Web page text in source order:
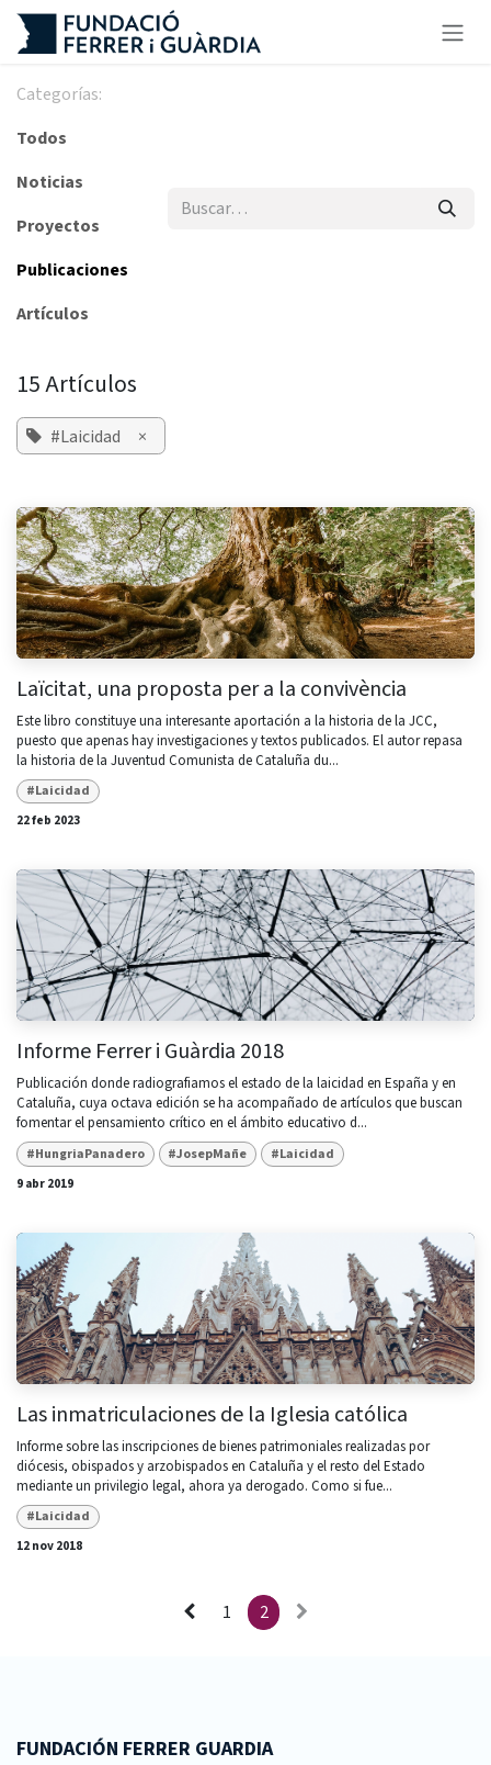
Ir al contenido
Categorías:
Todos
Noticias
Proyectos
Publicaciones
Artículos
15 Artículos
#Laicidad ×
Laïcitat, una proposta per a la convivència
Este libro constituye una interesante aportación a la historia de la JCC,
puesto que apenas hay investigaciones y textos publicados. El autor repasa
la historia de la Juventud Comunista de Cataluña du...
#Laicidad
22 feb 2023
Informe Ferrer i Guàrdia 2018
Publicación donde radiografiamos el estado de la laicidad en España y en
Cataluña, cuya octava edición se ha acompañado de artículos que buscan
fomentar el pensamiento crítico en el ámbito educativo d...
#HungriaPanadero #JosepMañe
#Laicidad
9 abr 2019
Las inmatriculaciones de la Iglesia católica
Informe sobre las inscripciones de bienes patrimoniales realizadas por
diócesis, obispados y arzobispados en Cataluña y el resto del Estado
mediante un privilegio legal, ahora ya derogado. Como si fue...
#Laicidad
12 nov 2018
1 2
FUNDACIÓN FERRER GUARDIA